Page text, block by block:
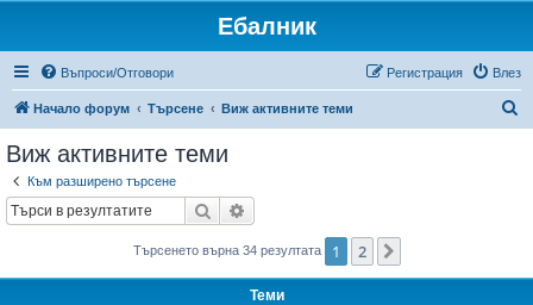
Ебалник
Въпроси/Отговори Влез
Регистрация
Начало форум Търсене Виж активните теми
е
Виж активните теми
Към разширено търсене
Търсене
Търсенето върна 34 резултата 1 2
Теми